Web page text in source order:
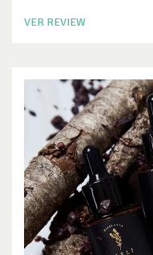
VER REVIEW